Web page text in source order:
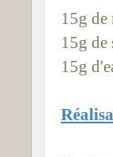
15g de
15g de
15g
Réalis